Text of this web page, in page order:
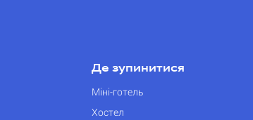
Де зупинитися
Міні-готель
Хостел